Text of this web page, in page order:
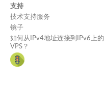
支持
技术支持服务
镜子
如何从IPv4地址连接到IPv6上的
VPS？